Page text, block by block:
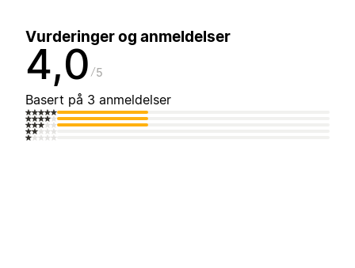
Vurderinger og anmeldelser
4,0 5
Basert på 3 anmeldelser